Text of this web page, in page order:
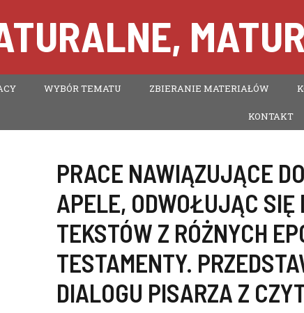
WYBÓR TEMATU ZBIERANIE MATERIAŁÓW
KONTAKT
PRACE NAWIĄZUJĄCE
APELE, ODWOŁUJĄC SIĘ
TEKSTÓW Z RÓŻNYCH
TESTAMENTY.
DIALOGU PISARZA Z